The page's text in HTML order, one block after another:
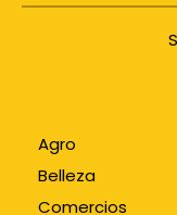
Agro
Belleza
Comercios